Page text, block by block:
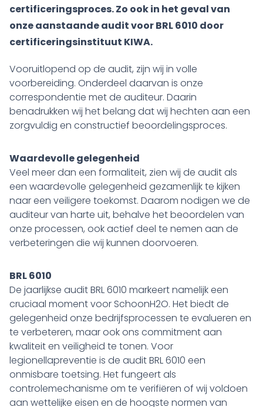
certificeringsproces. Zo ook in het geval van
onze aanstaande audit voor BRL 6010 door
certificeringsinstituut KIWA.
Vooruitlopend op de audit, zijn wij in volle
voorbereiding. Onderdeel daarvan is onze
correspondentie met de auditeur. Daarin
benadrukken wij het belang dat wij hechten aan een
zorgvuldig en constructief beoordelingsproces.
Waardevolle gelegenheid
Veel meer dan een formaliteit, zien wij de audit als
een waardevolle gelegenheid gezamenlijk te kijken
naar een veiligere toekomst. Daarom nodigen we de
auditeur van harte uit, behalve het beoordelen van
onze processen, ook actief deel te nemen aan de
verbeteringen die wij kunnen doorvoeren.
BRL 6010
De jaarlijkse audit BRL 6010 markeert namelijk een
cruciaal moment voor SchoonH2O. Het biedt de
gelegenheid onze bedrijfsprocessen te evalueren en
te verbeteren, maar ook ons commitment aan
kwaliteit en veiligheid te tonen. Voor
legionellapreventie is de audit BRL 6010 een
onmisbare toetsing. Het fungeert als
controlemechanisme om te verifiëren of wij voldoen
aan wettelijke eisen en de hoogste normen van